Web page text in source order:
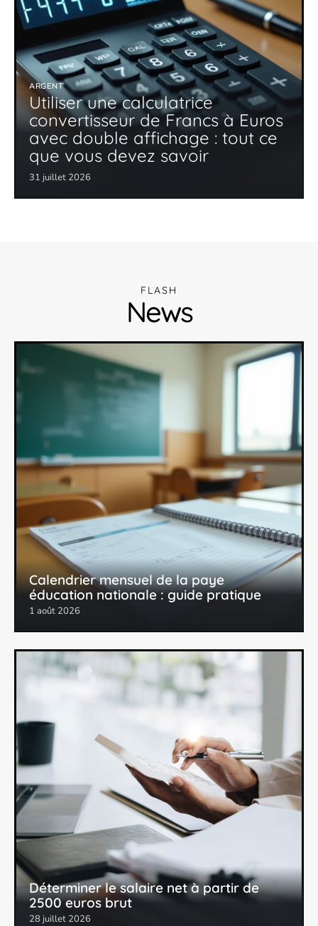
ARGENT
Utiliser une calculatrice
convertisseur de Francs à Euros
avec double affichage : tout ce
que vous devez savoir
31 juillet 2026
FLASH
News
Calendrier mensuel de la paye
éducation nationale : guide pratique
1 août 2026
Déterminer le salaire net à partir de
2500 euros brut
28 juillet 2026